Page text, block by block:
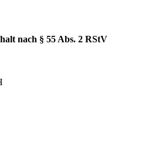
nach § 55 Abs. 2 RStV